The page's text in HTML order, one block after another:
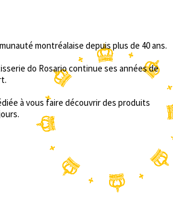
montréalaise depuis plus de 40 ans.
do Rosario continue ses années de
à vous faire découvrir des produits